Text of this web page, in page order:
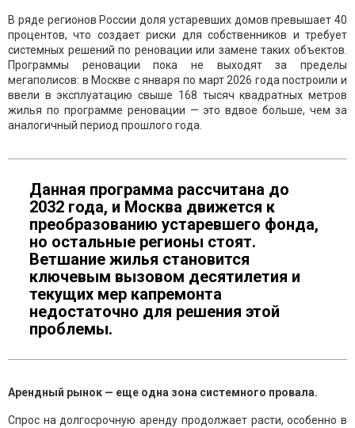
В ряде регионов России доля устаревших домов превышает 40
процентов, что создает риски для собственников и требует
системных решений по реновации или замене таких объектов.
Программы реновации пока не выходят за пределы
мегаполисов: в Москве с января по март 2026 года построили и
ввели в эксплуатацию свыше 168 тысяч квадратных метров
жилья по программе реновации — это вдвое больше, чем за
аналогичный период прошлого года.
Данная программа рассчитана до
2032 года, и Москва движется к
преобразованию устаревшего фонда,
но остальные регионы стоят.
Ветшание жилья становится
ключевым вызовом десятилетия и
текущих мер капремонта
недостаточно для решения этой
проблемы.
Арендный рынок — еще одна зона системного провала.
Спрос на долгосрочную аренду продолжает расти, особенно в